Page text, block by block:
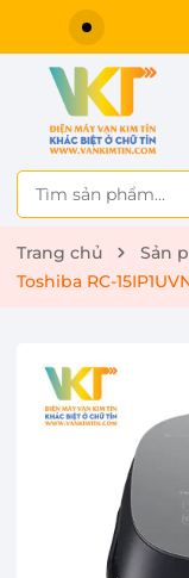
Trang chủ Sản
Toshiba RC-